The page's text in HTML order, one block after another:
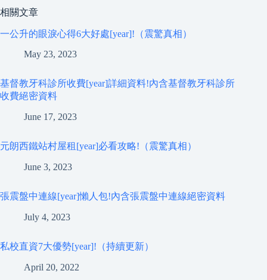
相關文章
一公升的眼淚心得6大好處[year]!（震驚真相）
May 23, 2023
基督教牙科診所收費[year]詳細資料!內含基督教牙科診所
收費絕密資料
June 17, 2023
元朗西鐵站村屋租[year]必看攻略!（震驚真相）
June 3, 2023
張震盤中連線[year]懶人包!內含張震盤中連線絕密資料
July 4, 2023
私校直資7大優勢[year]!（持續更新）
April 20, 2022